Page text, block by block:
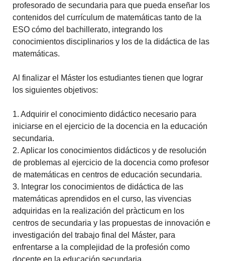
profesorado de secundaria para que pueda enseñar los
contenidos del currículum de matemáticas tanto de la
ESO cómo del bachillerato, integrando los
conocimientos disciplinarios y los de la didáctica de las
matemáticas.
Al finalizar el Máster los estudiantes tienen que lograr
los siguientes objetivos:
1. Adquirir el conocimiento didáctico necesario para
iniciarse en el ejercicio de la docencia en la educación
secundaria.
2. Aplicar los conocimientos didácticos y de resolución
de problemas al ejercicio de la docencia como profesor
de matemáticas en centros de educación secundaria.
3. Integrar los conocimientos de didáctica de las
matemáticas aprendidos en el curso, las vivencias
adquiridas en la realización del pràcticum en los
centros de secundaria y las propuestas de innovación e
investigación del trabajo final del Máster, para
enfrentarse a la complejidad de la profesión como
docente en la educación secundaria.